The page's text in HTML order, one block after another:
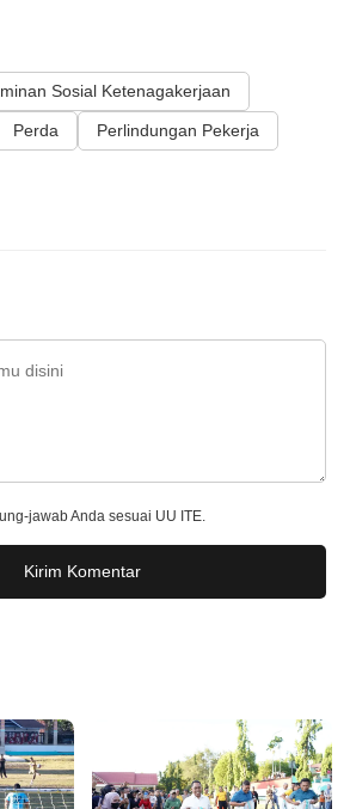
Sosial Ketenagakerjaan
Perda Perlindungan Pekerja
jawab Anda sesuai UU ITE.
Kirim Komentar